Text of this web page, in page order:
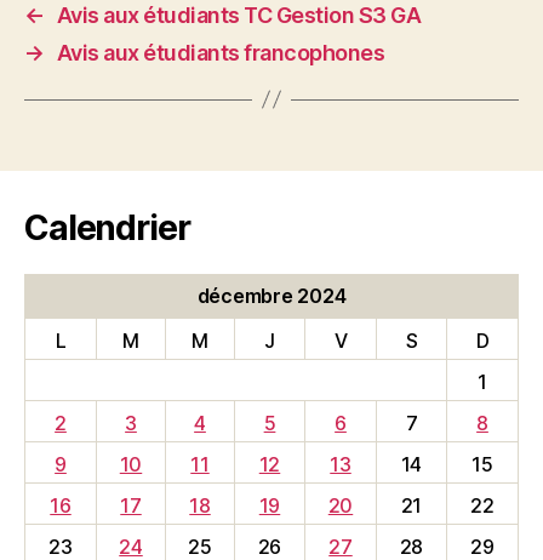
←
Avis aux étudiants TC Gestion S3 GA
→
Avis aux étudiants francophones
Calendrier
décembre 2024
L
M M J V S
D
1
2
3 4 5 6 7
8
9
10 11 12 13 14
15
16
17 18 19 20 21
22
23
24 25 26 27 28
29